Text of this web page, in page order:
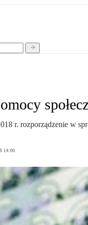
r. rozporządzenie w
14:00